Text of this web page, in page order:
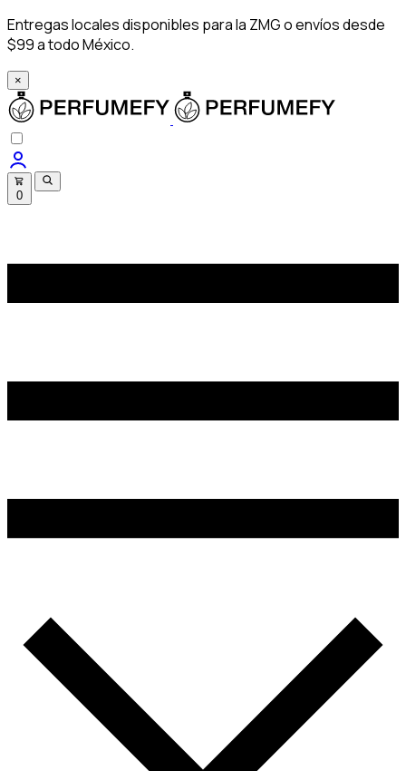
Entregas locales disponibles para la ZMG o envíos desde
$99 a todo México.
×
0